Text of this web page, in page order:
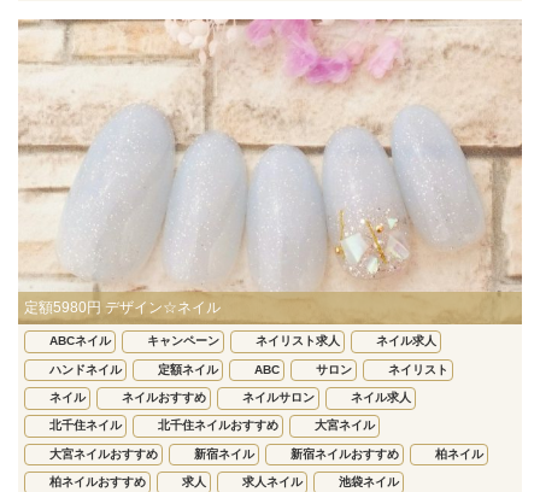
定額5980円 デザイン☆ネイル
ABCネイル キャンペーン ネイリスト求人 ネイル求人
ハンドネイル 定額ネイル ABC サロン ネイリスト
ネイル ネイルおすすめ ネイルサロン ネイル求人
北千住ネイル 北千住ネイルおすすめ 大宮ネイル
大宮ネイルおすすめ 新宿ネイル 新宿ネイルおすすめ 柏ネイル
柏ネイルおすすめ 求人 求人ネイル 池袋ネイル